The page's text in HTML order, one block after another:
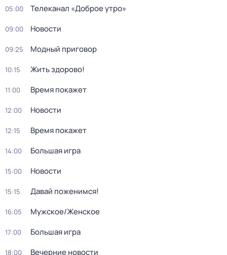
05:00 Телеканал «Доброе утро»
09:00 Новости
09:25 Модный приговор
10:15 Жить здорово!
11:00 Время покажет
12:00 Новости
12:15 Время покажет
14:00 Большая игра
15:00 Новости
15:15 Давай поженимся!
16:05 Мужское/Женское
17:00 Большая игра
18:00 Вечерние новости